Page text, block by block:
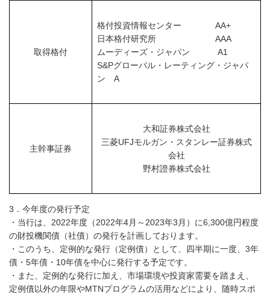
取得格付
格付投資情報センター AA+
日本格付研究所 AAA
ムーディーズ・ジャパン A1
S&Pグローバル・レーティング・ジャパ
ン A
主幹事証券
大和証券株式会社
三菱UFJモルガン・スタンレー証券株式
会社
野村證券株式会社
3．今年度の発行予定
・当行は、2022年度（2022年4月～2023年3月）に6,300億円程度
の財投機関債（社債）の発行を計画しております。
・このうち、定例的な発行（定例債）として、四半期に一度、3年
債・5年債・10年債を中心に発行する予定です。
・また、定例的な発行に加え、市場環境や投資家需要を踏まえ、
定例債以外の年限やMTNプログラムの活用などにより、随時スポ